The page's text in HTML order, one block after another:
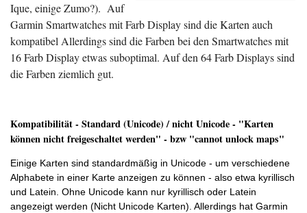
Ique, einige Zumo?). Auf
Garmin Smartwatches mit Farb Display sind die Karten auch
kompatibel Allerdings sind die Farben bei den Smartwatches mit
16 Farb Display etwas suboptimal. Auf den 64 Farb Displays sind
die Farben ziemlich gut.
Kompatibilität - Standard (Unicode) / nicht Unicode - "Karten
können nicht freigeschaltet werden" - bzw "cannot unlock maps"
Einige Karten sind standardmäßig in Unicode - um verschiedene
Alphabete in einer Karte anzeigen zu können - also etwa kyrillisch
und Latein. Ohne Unicode kann nur kyrillisch oder Latein
angezeigt werden (Nicht Unicode Karten). Allerdings hat Garmin